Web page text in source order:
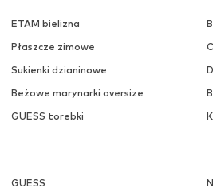
ETAM bielizna
Płaszcze zimowe
Sukienki dzianinowe
Beżowe marynarki oversize
GUESS torebki
GUESS